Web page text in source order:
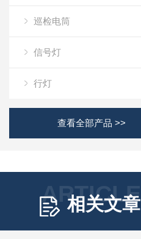
巡检电筒
信号灯
行灯
查看全部产品 >>
ARTICLE
相关文章